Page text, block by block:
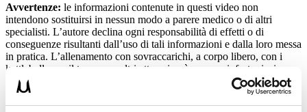
Avvertenze: le informazioni contenute in questi video non
intendono sostituirsi in nessun modo a parere medico o di altri
specialisti. L’autore declina ogni responsabilità di effetti o di
conseguenze risultanti dall’uso di tali informazioni e dalla loro messa
in pratica. L’allenamento con sovraccarichi, a corpo libero, con i
kettlebell, con il trx, e con altri attrezzi può causare infortuni, si
consiglia pertanto di prestare la massima attenzione e di eseguire
esercizi e metodologie adatte al proprio livello di forma. Consultare
il proprio medico di fiducia prima di intraprendere qualsiasi forma di